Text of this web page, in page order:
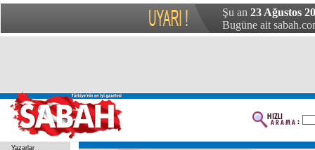
Şu an 23 Ağustos
Bugüne ait
Yazarlar